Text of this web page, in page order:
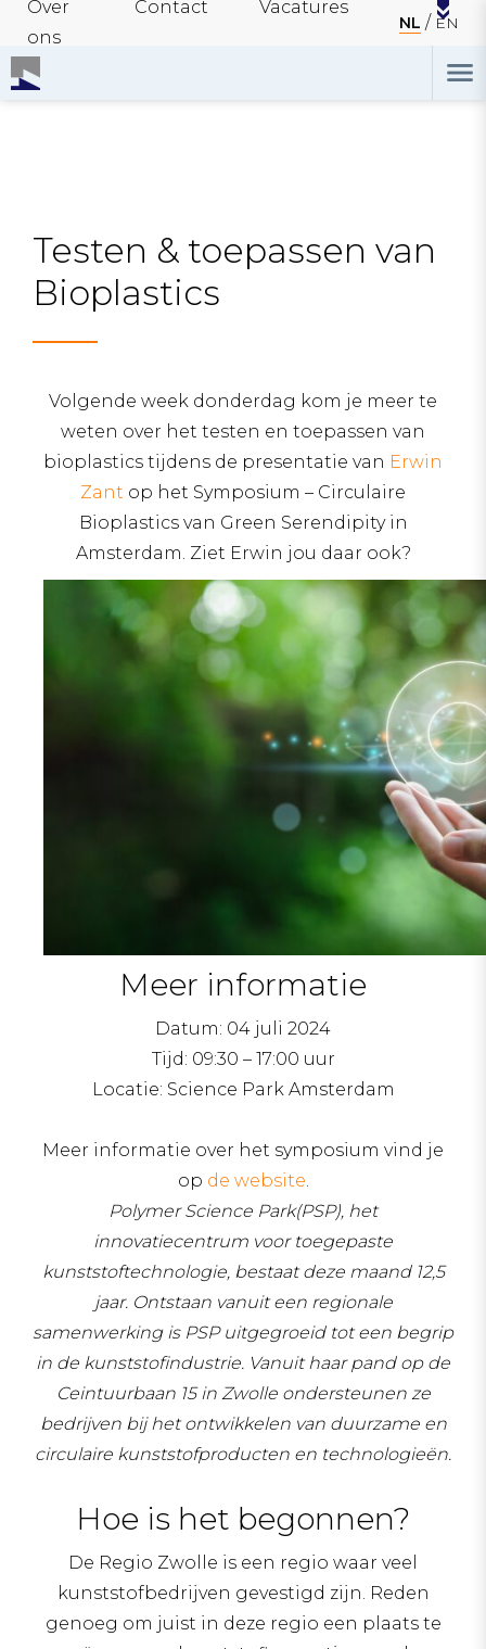
Over
ons
Contact Vacatures
NL EN
Testen & toepassen van
Bioplastics
Volgende week donderdag kom je meer te
weten over het testen en toepassen van
bioplastics tijdens de presentatie van Erwin
Zant op het Symposium – Circulaire
Bioplastics van Green Serendipity in
Amsterdam. Ziet Erwin jou daar ook?
Meer informatie
Datum: 04 juli 2024
Tijd: 09:30 – 17:00 uur
Locatie: Science Park Amsterdam
Meer informatie over het symposium vind je
op de website.
Polymer Science Park(PSP), het
innovatiecentrum voor toegepaste
kunststoftechnologie, bestaat deze maand 12,5
jaar. Ontstaan vanuit een regionale
samenwerking is PSP uitgegroeid tot een begrip
in de kunststofindustrie. Vanuit haar pand op de
Ceintuurbaan 15 in Zwolle ondersteunen ze
bedrijven bij het ontwikkelen van duurzame en
circulaire kunststofproducten en technologieën.
Hoe is het begonnen?
De Regio Zwolle is een regio waar veel
kunststofbedrijven gevestigd zijn. Reden
genoeg om juist in deze regio een plaats te